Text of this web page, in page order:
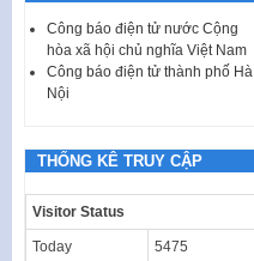
Công báo điện tử nước Cộng
hòa xã hội chủ nghĩa Việt Nam
Công báo điện tử thành phố Hà
Nội
THỐNG KÊ TRUY CẬP
Visitor Status
Today 5475